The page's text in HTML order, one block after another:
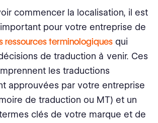
commencer la localisation, il est
pour votre entreprise de
ressources terminologiques qui
de traduction à venir. Ces
les traductions
approuvées par votre entreprise
de traduction ou MT) et un
clés de votre marque et de